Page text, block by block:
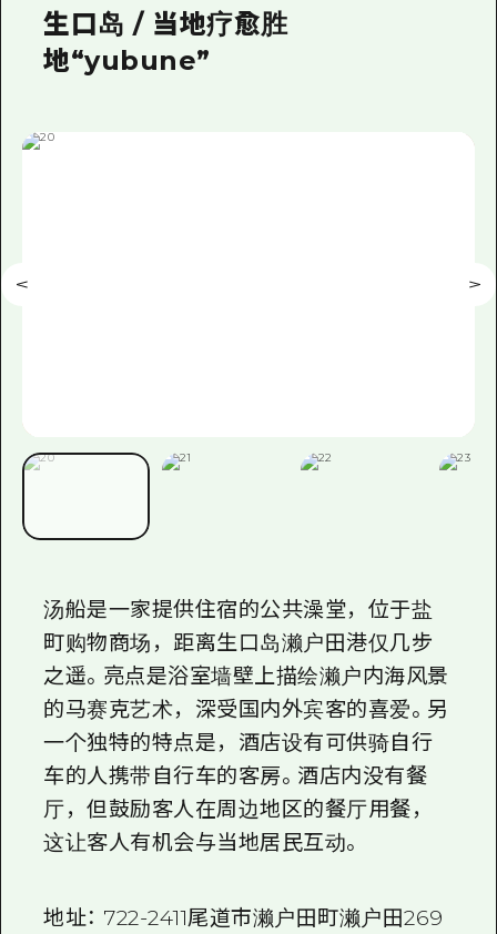
生口岛 / 当地疗愈胜
地“yubune”
汤船是一家提供住宿的公共澡堂，位于盐
町购物商场，距离生口岛濑户田港仅几步
之遥。亮点是浴室墙壁上描绘濑户内海风景
的马赛克艺术，深受国内外宾客的喜爱。另
一个独特的特点是，酒店设有可供骑自行
车的人携带自行车的客房。酒店内没有餐
厅，但鼓励客人在周边地区的餐厅用餐，
这让客人有机会与当地居民互动。
地址： 722-2411尾道市濑户田町濑户田269